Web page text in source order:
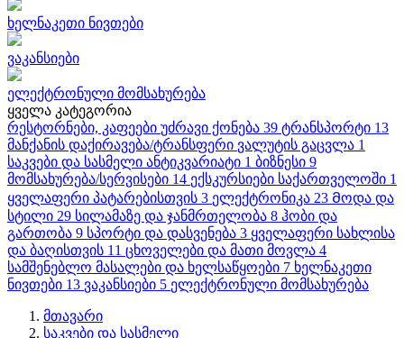
ხელნაკეთი ნივთები
ვაკანსიები
ელექტრონული მომსახურება
ყველა კატეგორია
რესტორნები, კაფეები უძრავი ქონება 39 ტრანსპორტი 13
მანქანის დაქირავება/ტრანსფერი ვალუტის გაცვლა 1
საკვები და სასმელი ანტიკვარიატი 1 ბიზნესი 9
მომსახურება/სერვისები 14 ექსკურსიები საქართველოში 1
ყველაფერი პატარებისთვის 3 ელექტრონიკა 23 Მოდა და
სტილი 29 სილამაზე და ჯანმრთელობა 8 ჰობი და
გართობა 9 სპორტი და დასვენება 3 ყველაფერი სახლისა
და ბაღისთვის 11 ცხოველები და მათი მოვლა 4
სამშენებლო მასალები და ხელსაწყოები 7 ხელნაკეთი
ნივთები 13 ვაკანსიები 5 ელექტრონული მომსახურება
მთავარი
საკვები და სასმელი